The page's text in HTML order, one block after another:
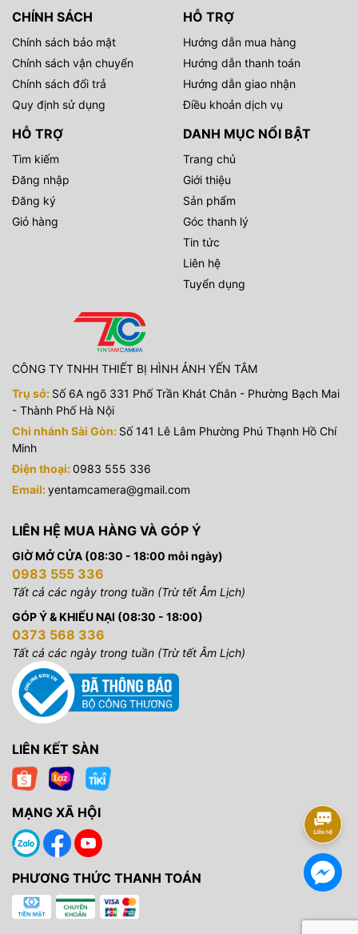
CHÍNH SÁCH
Chính sách bảo mật
Chính sách vận chuyển
Chính sách đổi trả
Quy định sử dụng
HỖ TRỢ
Hướng dẫn mua hàng
Hướng dẫn thanh toán
Hướng dẫn giao nhận
Điều khoản dịch vụ
HỖ TRỢ
Tìm kiếm
Đăng nhập
Đăng ký
Giỏ hàng
DANH MỤC NỔI BẬT
Trang chủ
Giới thiệu
Sản phẩm
Góc thanh lý
Tin tức
Liên hệ
Tuyển dụng
CÔNG TY TNHH THIẾT BỊ HÌNH ẢNH YẾN TÂM
Trụ sở: Số 6A ngõ 331 Phố Trần Khát Chân - Phường Bạch Mai
- Thành Phố Hà Nội
Chi nhánh Sài Gòn: Số 141 Lê Lâm Phường Phú Thạnh Hồ Chí
Minh
Điện thoại:0983 555 336
Email:yentamcamera@gmail.com
LIÊN HỆ MUA HÀNG VÀ GÓP Ý
GIỜ MỞ CỬA (08:30 - 18:00 mỗi ngày)
0983 555 336
Tất cả các ngày trong tuần (Trừ tết Âm Lịch)
GÓP Ý & KHIẾU NẠI (08:30 - 18:00)
0373 568 336
Tất cả các ngày trong tuần (Trừ tết Âm Lịch)
LIÊN KẾT SÀN
MẠNG XÃ HỘI
PHƯƠNG THỨC THANH TOÁN